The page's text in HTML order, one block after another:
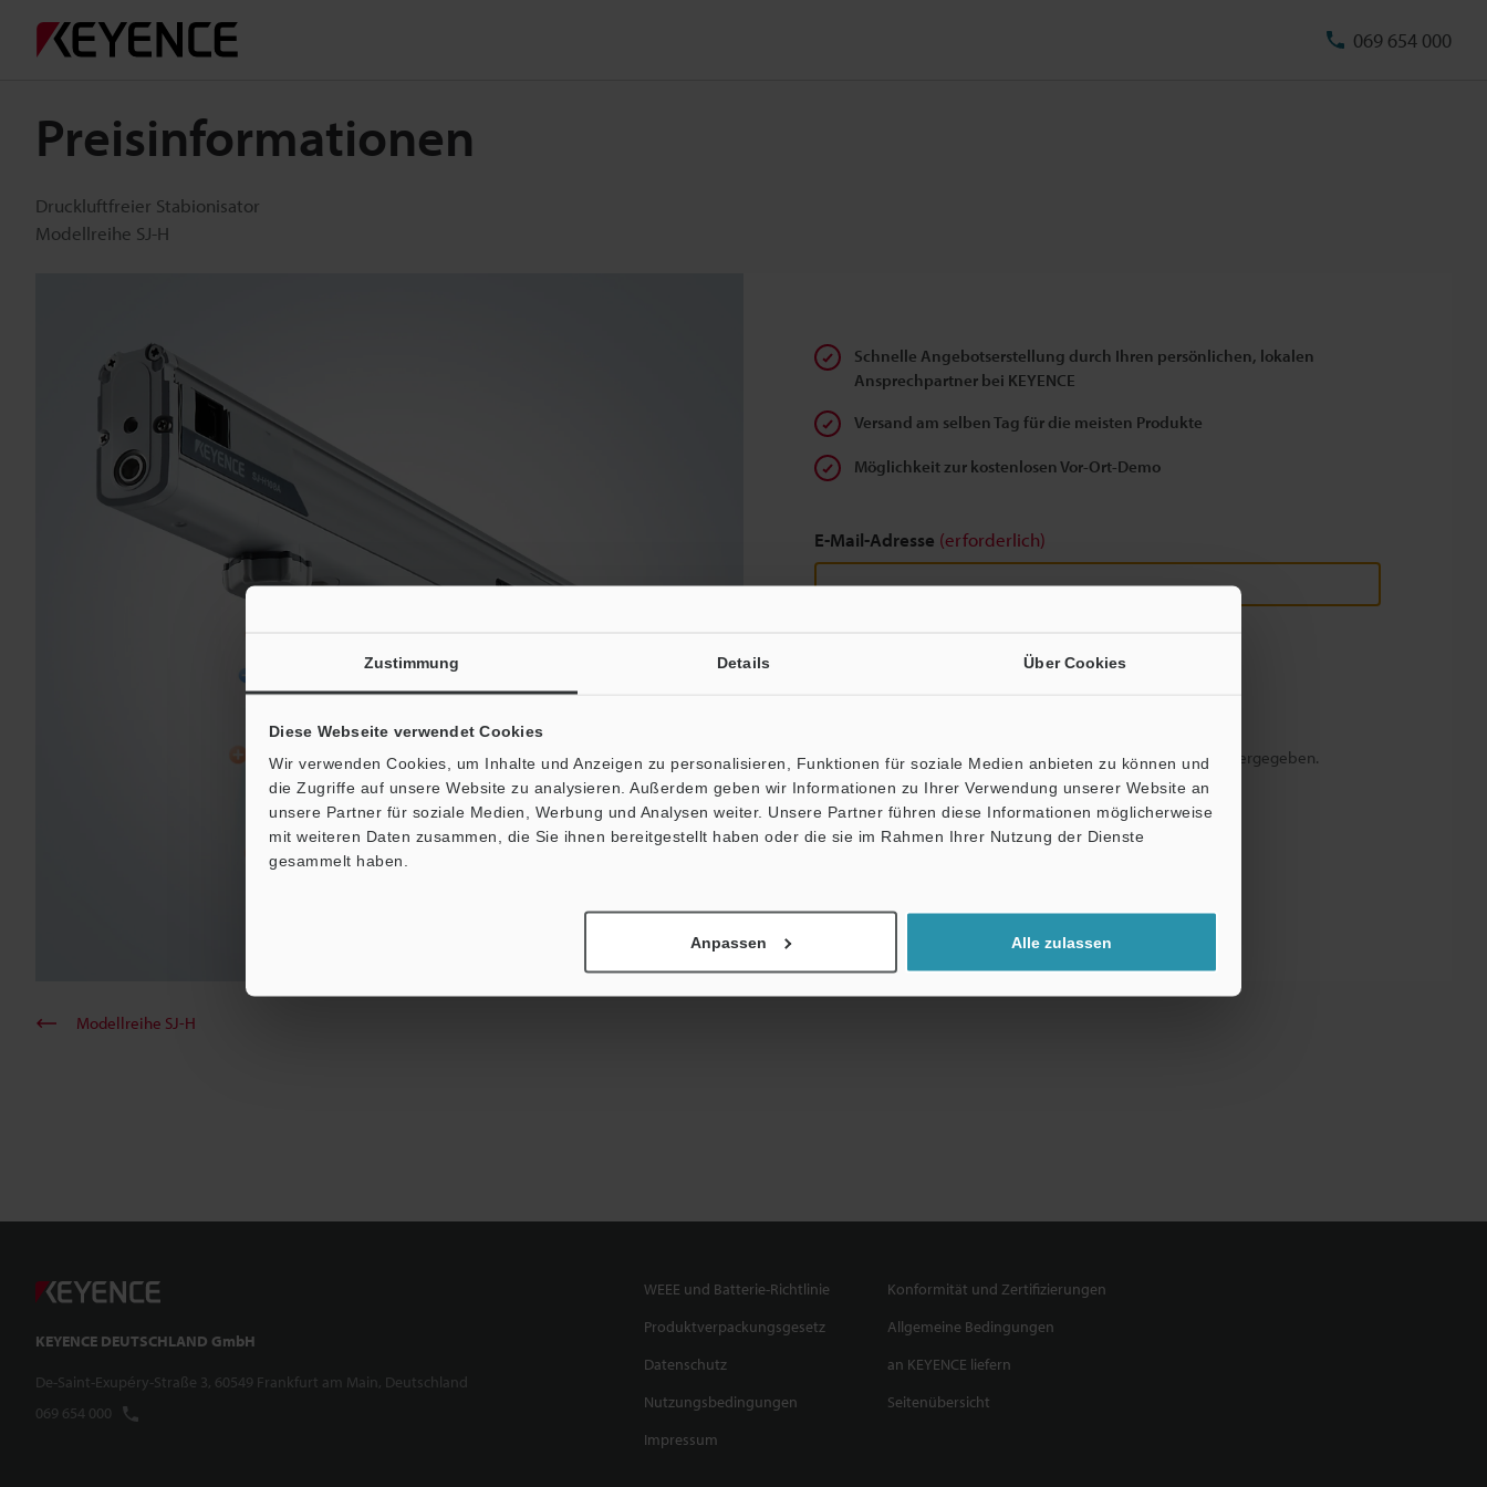
Zustimmung Details Über Cookies
Diese Webseite verwendet Cookies
Wir verwenden Cookies, um Inhalte und Anzeigen zu personalisieren, Funktionen für soziale Medien anbieten zu können und
die Zugriffe auf unsere Website zu analysieren. Außerdem geben wir Informationen zu Ihrer Verwendung unserer Website an
unsere Partner für soziale Medien, Werbung und Analysen weiter. Unsere Partner führen diese Informationen möglicherweise
mit weiteren Daten zusammen, die Sie ihnen bereitgestellt haben oder die sie im Rahmen Ihrer Nutzung der Dienste
gesammelt haben.
Anpassen Alle zulassen
069 654 000
Preisinformationen
Druckluftfreier Stabionisator
Modellreihe SJ-H
Schnelle Angebotserstellung durch Ihren persönlichen, lokalen
Ansprechpartner bei KEYENCE
Versand am selben Tag für die meisten Produkte
Möglichkeit zur kostenlosen Vor-Ort-Demo
E-Mail-Adresse (erforderlich)
Datenschutz ist uns wichtig - Ihre Daten werden niemals weitergegeben.
Datenschutz
Modellreihe SJ-H
KEYENCE DEUTSCHLAND GmbH
De-Saint-Exupéry-Straße 3, 60549 Frankfurt am Main, Deutschland
069 654 000
WEEE und Batterie-Richtlinie
Konformität und Zertifizierungen
Produktverpackungsgesetz
Allgemeine Bedingungen
Datenschutz
an KEYENCE liefern
Nutzungsbedingungen
Seitenübersicht
Impressum